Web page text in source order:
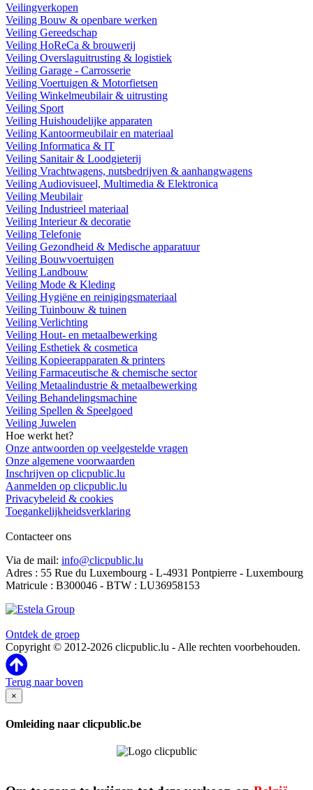
Veilingverkopen
Veiling Bouw & openbare werken
Veiling Gereedschap
Veiling HoReCa & brouwerij
Veiling Overslaguitrusting & logistiek
Veiling Garage - Carrosserie
Veiling Voertuigen & Motorfietsen
Veiling Winkelmeubilair & uitrusting
Veiling Sport
Veiling Huishoudelijke apparaten
Veiling Kantoormeubilair en materiaal
Veiling Informatica & IT
Veiling Sanitair & Loodgieterij
Veiling Vrachtwagens, nutsbedrijven & aanhangwagens
Veiling Audiovisueel, Multimedia & Elektronica
Veiling Meubilair
Veiling Industrieel materiaal
Veiling Interieur & decoratie
Veiling Telefonie
Veiling Gezondheid & Medische apparatuur
Veiling Bouwvoertuigen
Veiling Landbouw
Veiling Mode & Kleding
Veiling Hygiëne en reinigingsmateriaal
Veiling Tuinbouw & tuinen
Veiling Verlichting
Veiling Hout- en metaalbewerking
Veiling Esthetiek & cosmetica
Veiling Kopieerapparaten & printers
Veiling Farmaceutische & chemische sector
Veiling Metaalindustrie & metaalbewerking
Veiling Behandelingsmachine
Veiling Spellen & Speelgoed
Veiling Juwelen
Hoe werkt het?
Onze antwoorden op veelgestelde vragen
Onze algemene voorwaarden
Inschrijven op clicpublic.lu
Aanmelden op clicpublic.lu
Privacybeleid & cookies
Toegankelijkheidsverklaring
Contacteer ons
Via de mail: info@clicpublic.lu
Adres : 55 Rue du Luxembourg - L-4931 Pontpierre - Luxembourg
Matricule : B300046 - BTW : LU36958153
Ontdek de groep
Copyright © 2012-2026 clicpublic.lu - Alle rechten voorbehouden.
Terug naar boven
×
Omleiding naar clicpublic.be